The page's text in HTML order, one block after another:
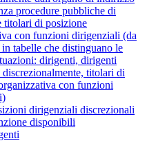
procedure pubbliche di
titolari di posizione
con funzioni dirigenziali (da
tabelle che distinguano le
dirigenti, dirigenti
titolari di
con funzioni
dirigenziali discrezionali
disponibili